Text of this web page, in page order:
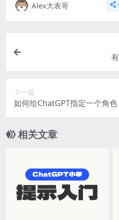
Alex大表哥
下一篇
如何给ChatGPT指定一个角
相关文章